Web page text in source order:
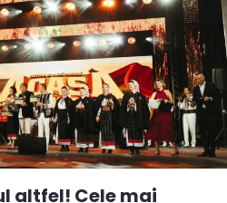
altfel! Cele mai